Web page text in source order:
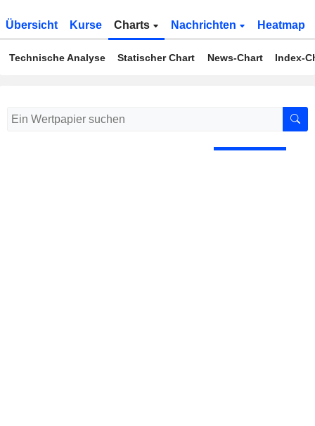
Übersicht Kurse Charts Nachrichten Heatmap
Technische Analyse Statischer Chart News-Chart Index-